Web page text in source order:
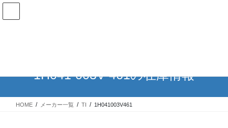
コ
キ
ナ
に
1H041-003V-461の在庫情報
HOME メーカー一覧 TI 1H041003V461